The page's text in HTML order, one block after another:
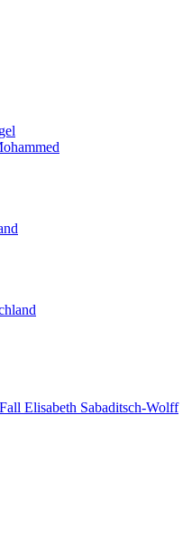
Elisabeth Sabaditsch-Wolff